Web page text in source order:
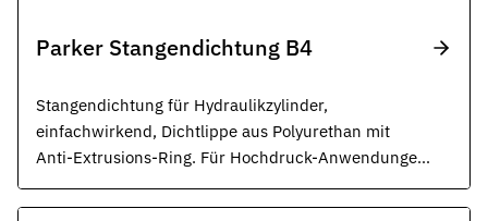
Parker Stangendichtung B4
Stangendichtung für Hydraulikzylinder,
einfachwirkend, Dichtlippe aus Polyurethan mit
Anti-Extrusions-Ring. Für Hochdruck-Anwendungen
und extreme Druckspitzen. Robuste Dichtung für
rauste Betriebsbedingungen. ISO 5597, ISO 6020.